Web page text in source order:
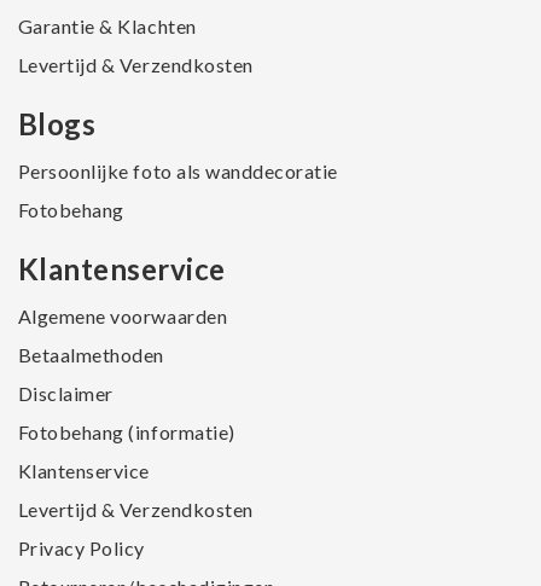
Garantie & Klachten
Levertijd & Verzendkosten
Blogs
Persoonlijke foto als wanddecoratie
Fotobehang
Klantenservice
Algemene voorwaarden
Betaalmethoden
Disclaimer
Fotobehang (informatie)
Klantenservice
Levertijd & Verzendkosten
Privacy Policy